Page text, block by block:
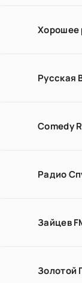
Хорошее
Русская
Comedy
Радио
Зайцев
Золотой